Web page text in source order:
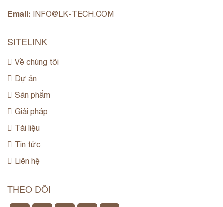
Email: INFO@LK-TECH.COM
SITELINK
Về chúng tôi
Dự án
Sản phẩm
Giải pháp
Tài liệu
Tin tức
Liên hệ
THEO DÕI